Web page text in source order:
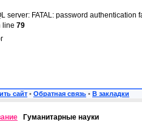
server: FATAL: password
line 79
сайт • Обратная связь • В закладки
Гуманитарные науки